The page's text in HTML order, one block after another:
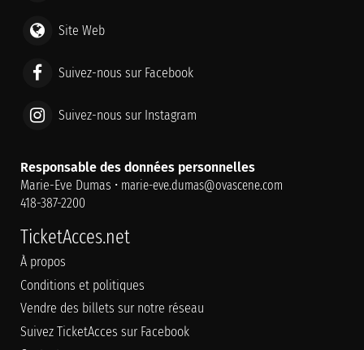
Site Web
Suivez-nous sur Facebook
Suivez-nous sur Instagram
Responsable des données personnelles
Marie-Eve Dumas • marie-eve.dumas@ovascene.com
418-387-2200
TicketAcces.net
À propos
Conditions et politiques
Vendre des billets sur notre réseau
Suivez TicketAcces sur Facebook